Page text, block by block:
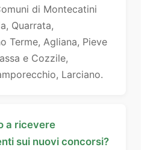
di Montecatini
Quarrata,
Terme, Agliana, Pieve
e Cozzile,
Larciano.
a ricevere
sui nuovi concorsi?